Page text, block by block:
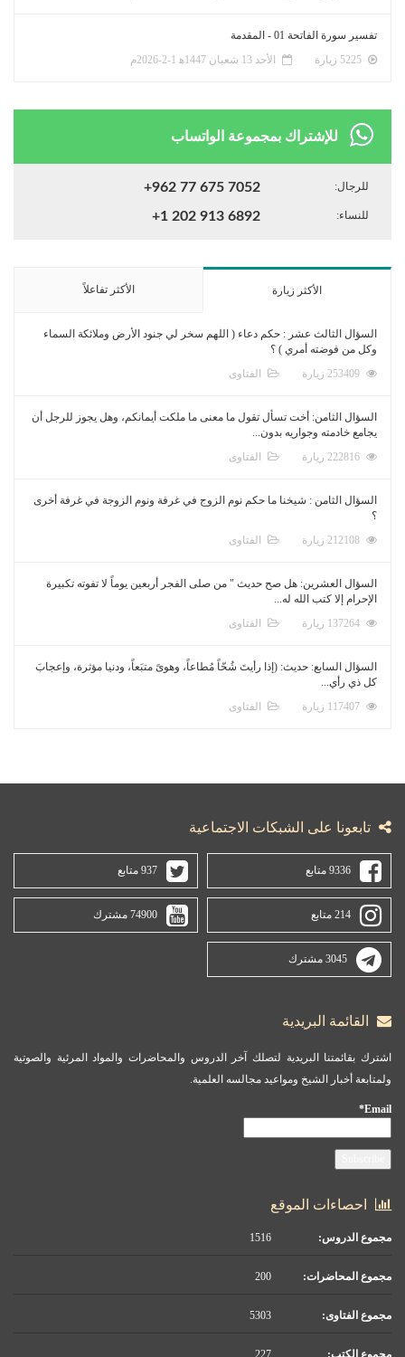
تفسير سورة الفاتحة 01 - المقدمة
الأحد 13 شعبان 1447ﻫ 1-2-2026م
للإشتراك بمجموعة الواتساب
للرجال: +962 77 675 7052
للنساء: +1 202 913 6892
الأكثر زيارة الأكثر تفاعلاً
السؤال الثالث عشر : حكم دعاء ( اللهم سخر لي جنود الأرض وملائكة السماء
وكل من فوضته أمري ) ؟
الفتاوى
السؤال الثامن: أخت تسأل تقول ما معنى ما ملكت أيمانكم، وهل يجوز للرجل أن
يجامع خادمته وجواريه بدون...
الفتاوى
السؤال الثامن : شيخنا ما حكم نوم الزوج في غرفة ونوم الزوجة في غرفة أخرى
؟
الفتاوى
السؤال العشرين: هل صح حديث " من صلى الفجر أربعين يوماً لا تفوته تكبيرة
الإحرام إلا كتب الله له...
الفتاوى
السؤال السابع: حديث: (إذا رأيتَ شُحّاً مُطاعاً، وهوىً متبَعاً، ودنيا مؤثرة، وإعجابَ
كل ذي رأي...
الفتاوى
تابعونا على الشبكات الاجتماعية
9336 متابع 937 متابع
214 متابع 74900 مشترك
3045 مشترك
القائمة البريدية
اشترك بقائمتنا البريدية لتصلك آخر الدروس والمحاضرات والمواد المرئية والصوتية
ولمتابعة أخبار الشيخ ومواعيد مجالسه العلمية.
Email*
احصاءات الموقع
مجموع الدروس:
مجموع المحاضرات:
مجموع الفتاوى:
مجموع الكتب: